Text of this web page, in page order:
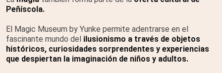
Peñíscola.
El Magic Museum by Yunke permite adentrarse en el
fascinante mundo del ilusionismo a través de objetos
históricos, curiosidades sorprendentes y experiencias
que despiertan la imaginación de niños y adultos.